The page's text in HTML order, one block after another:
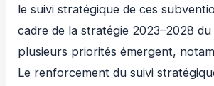
le suivi stratégique de ces
cadre de la stratégie 2023–2028 du
plusieurs priorités émergent,
Le renforcement du suivi